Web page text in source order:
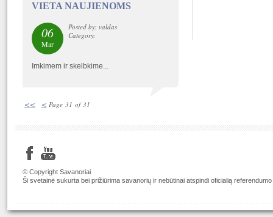
VIETA NAUJIENOMS
06
Mar
Posted by: valdas
Category:
Imkimem ir skelbkime...
<< < Page 31 of 31
© Copyright Savanoriai
Ši svetainė sukurta bei prižiūrima savanorių ir nebūtinai atspindi oficialią